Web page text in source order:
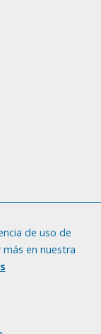
de uso de
en nuestra